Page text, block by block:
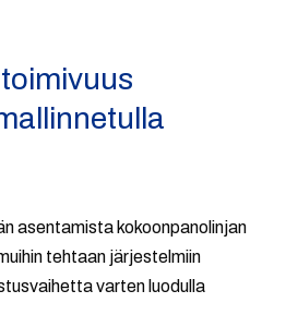
asentamista kokoonpanolinjan
tehtaan järjestelmiin
varten luodulla